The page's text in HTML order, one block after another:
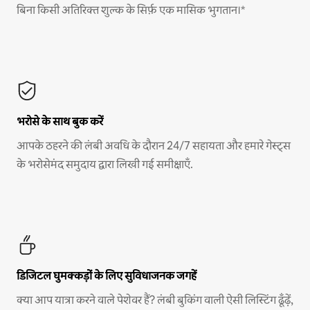
बिना किसी अतिरिक्त शुल्क के सिर्फ़ एक मासिक भुगतान।*
भरोसे के साथ बुक करें
आपके ठहरने की लंबी अवधि के दौरान 24/7 सहायता और हमारे गेस्ट्स
के भरोसेमंद समुदाय द्वारा लिखी गई समीक्षाएँ.
डिजिटल घुमक्कड़ों के लिए सुविधाजनक जगहें
क्या आप यात्रा करने वाले पेशेवर हैं? लंबी बुकिंग वाली ऐसी लिस्टिंग ढूँढ़ें,